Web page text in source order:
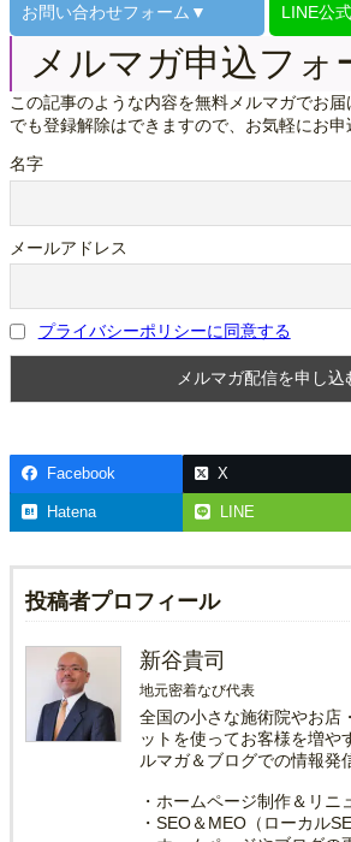
お問い合わせフォーム▼ LINE公式
メルマガ申込フォ
この記事のような内容を無料メルマガでお
でも登録解除はできますので、お気軽にお申
名字
メールアドレス
プライバシーポリシーに同意する
Facebook X
Hatena LINE
投稿者プロフィール
新谷貴司
地元密着なび代表
全国の小さな施術院やお店
ットを使ってお客様を増や
ルマガ＆ブログでの情報発
・ホームページ制作＆リニ
・SEO＆MEO（ローカル